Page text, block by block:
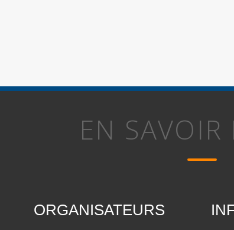
EN SAVOIR
ORGANISATEURS